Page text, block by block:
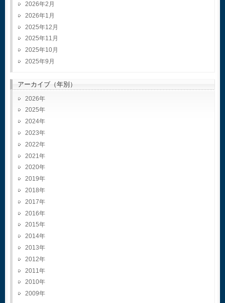
2026年2月
2026年1月
2025年12月
2025年11月
2025年10月
2025年9月
アーカイブ（年別）
2026
2025
2024
2023
2022
2021
2020
2019
2018
2017
2016
2015
2014
2013
2012
2011
2010
2009